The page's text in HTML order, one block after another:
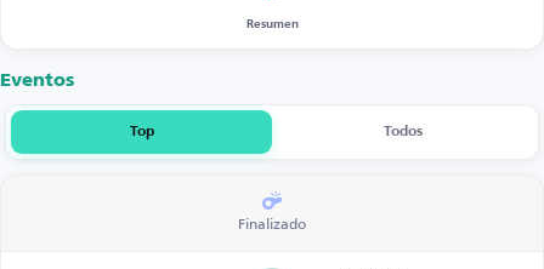
Resumen
Eventos
Top Todos
Finalizado